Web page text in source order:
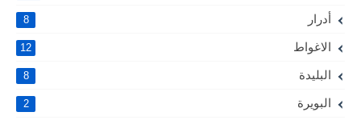
أدرار 8
الاغواط 12
البليدة 8
البويرة 2